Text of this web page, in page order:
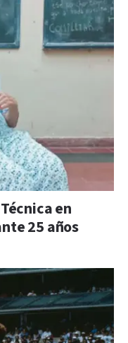
en
25 años